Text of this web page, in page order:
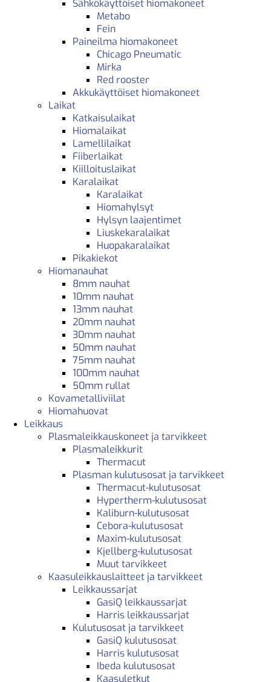
Sähkökäyttöiset hiomakoneet
Metabo
Fein
Paineilma hiomakoneet
Chicago Pneumatic
Mirka
Red rooster
Akkukäyttöiset hiomakoneet
Laikat
Katkaisulaikat
Hiomalaikat
Lamellilaikat
Fiiberlaikat
Kiilloituslaikat
Karalaikat
Karalaikat
Hiomahylsyt
Hylsyn laajentimet
Liuskekaralaikat
Huopakaralaikat
Pikakiekot
Hiomanauhat
8mm nauhat
10mm nauhat
13mm nauhat
20mm nauhat
30mm nauhat
50mm nauhat
75mm nauhat
100mm nauhat
50mm rullat
Kovametalliviilat
Hiomahuovat
Leikkaus
Plasmaleikkauskoneet ja tarvikkeet
Plasmaleikkurit
Thermacut
Plasman kulutusosat ja tarvikkeet
Thermacut-kulutusosat
Hypertherm-kulutusosat
Kaliburn-kulutusosat
Cebora-kulutusosat
Maxim-kulutusosat
Kjellberg-kulutusosat
Muut tarvikkeet
Kaasuleikkauslaitteet ja tarvikkeet
Leikkaussarjat
GasiQ leikkaussarjat
Harris leikkaussarjat
Kulutusosat ja tarvikkeet
GasiQ kulutusosat
Harris kulutusosat
Ibeda kulutusosat
Kaasuletkut